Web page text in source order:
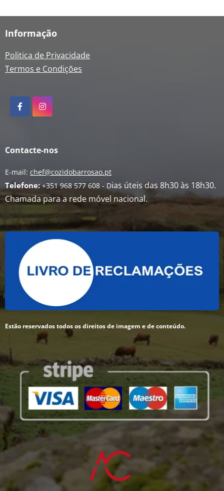
Informação
Politica de Privacidade
Termos e Condições
Contacte-nos
E-mail: chef@cozidobarrosao.pt
Telefone:+351 968 577 608 - Dias úteis das 8h30 às 18h30.
Chamada para a rede móvel nacional.
Estão reservados todos os direitos de imagem e de conteúdo.